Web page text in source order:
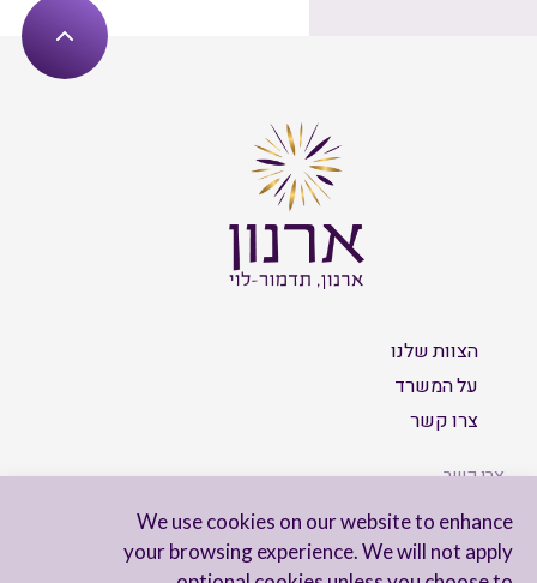
We use cookies on our website to enhance
your browsing experience. We will not apply
הצוות שלנו
על המשרד
צרו קשר
צרו קשר